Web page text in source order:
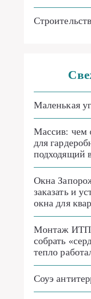
Маленькая
Массив: чем
для
подходящий
Окна
заказать и
окна для
Монтаж ИТП:
собрать
тепло
Соуэ